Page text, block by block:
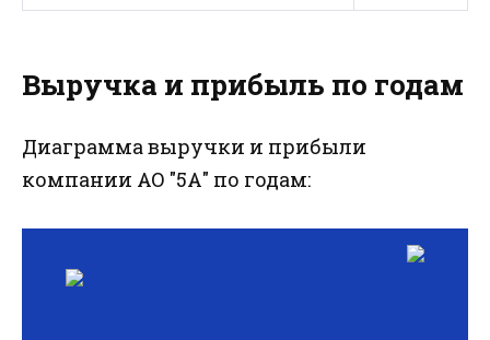
Выручка и прибыль по годам
Диаграмма выручки и прибыли
компании АО "5А" по годам: